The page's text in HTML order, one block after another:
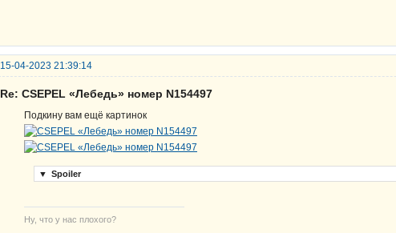
15-04-2023 21:39:14
Re: CSEPEL «Лебедь» номер N154497
Подкину вам ещё картинок
▼ Spoiler
Ну, что у нас плохого?